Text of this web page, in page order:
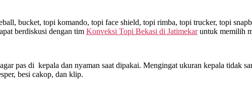
bucket, topi komando, topi face shield, topi rimba, topi trucker, topi
berdiskusi dengan tim Konveksi Topi Bekasi di Jatimekaruntuk memilih
pas di kepala dan nyaman saat dipakai. Mengingat ukuran kepala tidak
besi cakop, dan klip.